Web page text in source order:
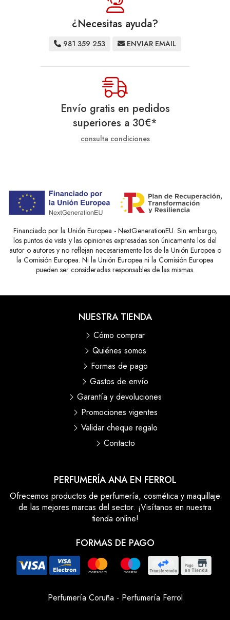
¿Necesitas ayuda?
981 359 253 ENVIAR EMAIL
Envío gratis en pedidos
superiores a 30€*
consulta condiciones
Financiado por la Unión Europea - NextGenerationEU. Sin embargo,
los puntos de vista y las opiniones expresadas son únicamente los del
autor o autores y no reflejan necesariamente los de la Unión Europea o
la Comisión Europea. Ni la Unión Europea ni la Comisión Europea
pueden ser consideradas responsables de las mismas.
PERFUMERÍA ANA EN FERROL
Ofrecemos productos de perfumería, cosmética y maquillaje
de las mejores marcas del sector. ¡Visítanos en nuestra
tienda online!
FORMAS DE PAGO
NUESTRA TIENDA
Cómo comprar
Quiénes somos
Formas de pago
Gastos de envío
Garantía y devoluciones
Promociones vigentes
Validar cheque regalo
Contacto
Perfumería Coruña - Perfumería Ferrol